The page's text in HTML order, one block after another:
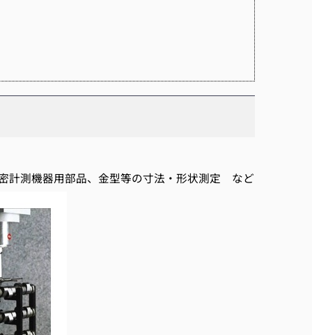
計測機器用部品、金型等の寸法・形状測定 など